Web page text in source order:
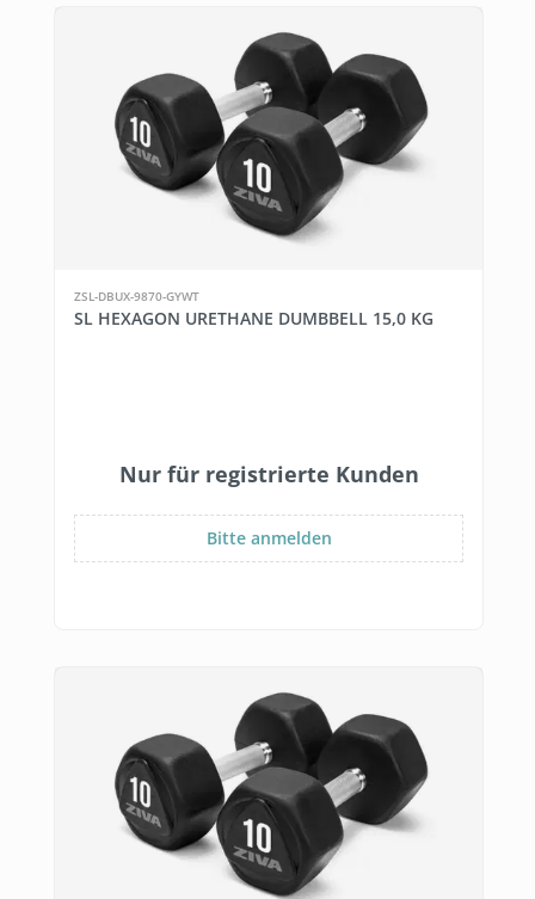
ZSL-DBUX-9870-GYWT
SL HEXAGON URETHANE DUMBBELL 15,0 KG
Nur für registrierte Kunden
Bitte anmelden